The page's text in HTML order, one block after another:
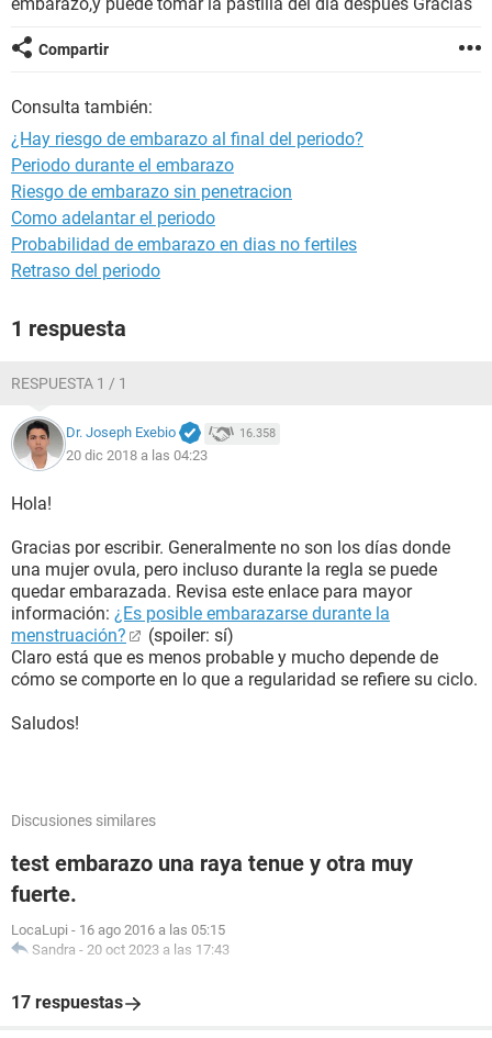
GLOSARIO
Compartir
Consulta también:
¿Hay riesgo de embarazo al final del periodo?
Periodo durante el embarazo
Riesgo de embarazo sin penetracion
Como adelantar el periodo
Probabilidad de embarazo en dias no fertiles
Retraso del periodo
1 respuesta
RESPUESTA 1 / 1
Dr. Joseph Exebio 16.358
20 dic 2018 a las 04:23
Hola!
Gracias por escribir. Generalmente no son los días donde
una mujer ovula, pero incluso durante la regla se puede
quedar embarazada. Revisa este enlace para mayor
información: ¿Es posible embarazarse durante la
menstruación?
(spoiler: sí)
Claro está que es menos probable y mucho depende de
cómo se comporte en lo que a regularidad se refiere su ciclo.
Saludos!
Discusiones similares
test embarazo una raya tenue y otra muy
fuerte.
LocaLupi - 16 ago 2016 a las 05:15
Sandra - 20 oct 2023 a las 17:43
17 respuestas